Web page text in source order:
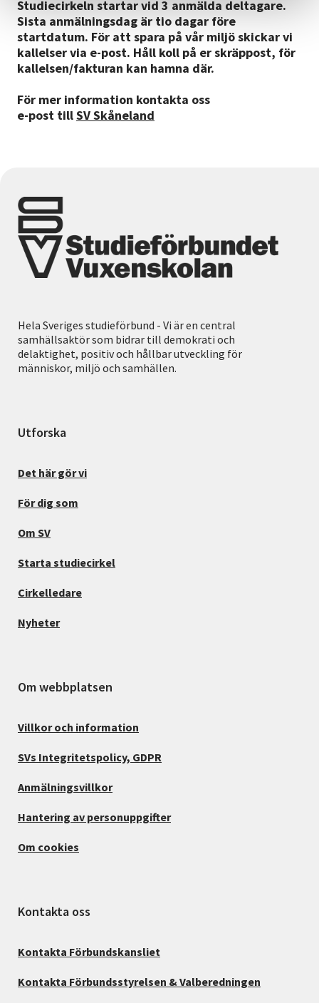
Studiecirkeln startar vid 3 anmälda deltagare.
Sista anmälningsdag är tio dagar före
startdatum. För att spara på vår miljö skickar vi
kallelser via e-post. Håll koll på er skräppost, för
kallelsen/fakturan kan hamna där.
För mer information kontakta oss
e-post tillSV Skåneland
Hela Sveriges studieförbund - Vi är en central
samhällsaktör som bidrar till demokrati och
delaktighet, positiv och hållbar utveckling för
människor, miljö och samhällen.
Utforska
Det här gör vi
För dig som
Om SV
Starta studiecirkel
Cirkelledare
Nyheter
Om webbplatsen
Villkor och information
SVs Integritetspolicy, GDPR
Anmälningsvillkor
Hantering av personuppgifter
Om cookies
Kontakta oss
Kontakta Förbundskansliet
Kontakta Förbundsstyrelsen & Valberedningen